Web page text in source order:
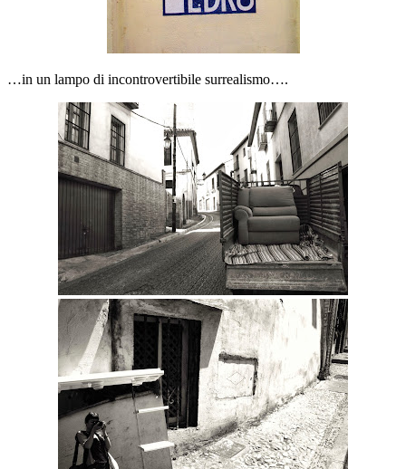
…in un lampo di incontrovertibile surrealismo….